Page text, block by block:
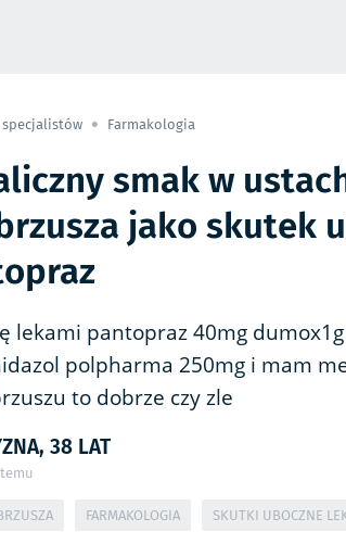
Farmakologia
smak w
jako skutek
lekami pantopraz 40mg
polpharma 250mg i mam
to dobrze czy zle
38 LAT
FARMAKOLOGIA SKUTKI UBOCZNE